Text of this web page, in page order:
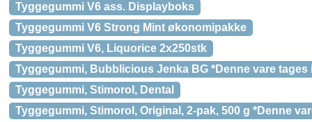
Tyggegummi V6 ass. Displayboks
Tyggegummi V6 Strong Mint økonomipakke
Tyggegummi V6, Liquorice 2x250stk
Tyggegummi, Bubblicious Jenka BG *Denne vare tages
Tyggegummi, Stimorol, Dental
Tyggegummi, Stimorol, Original, 2-pak, 500 g *Denne